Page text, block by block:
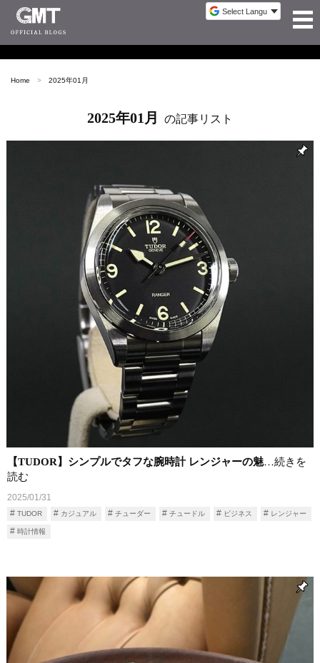
Home 2025年01月
2025年01月 の記事リスト
【TUDOR】シンプルでタフな腕時計 レンジャーの魅…続きを
読む
2025/01/31
TUDOR カジュアル チューダー チュードル ビジネス レンジャー
時計情報